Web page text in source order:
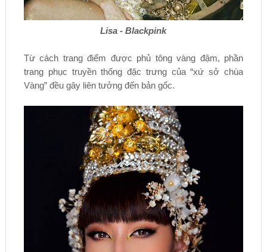
Lisa - Blackpink
Từ cách trang điểm được phủ tông vàng đậm, phần
trang phục truyền thống đặc trưng của “xứ sở chùa
Vàng” đều gây liên tưởng đến bản gốc.